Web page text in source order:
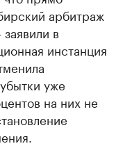
арбитраж
в
инстанция
уже
на них не